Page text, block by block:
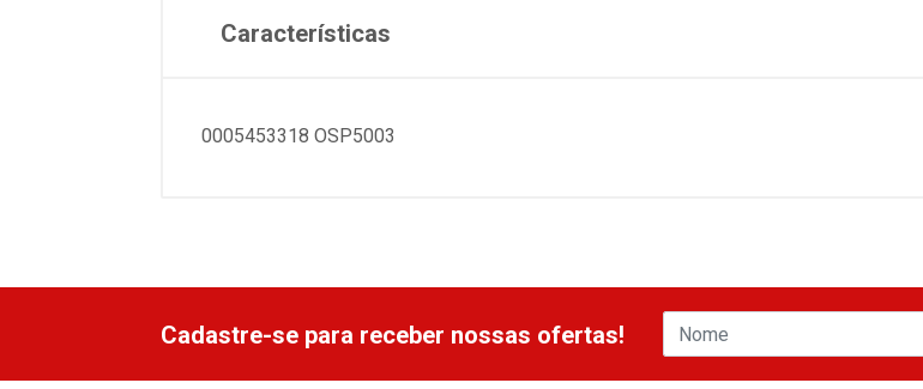
Características
0005453318 OSP5003
Cadastre-se para receber nossas ofertas!